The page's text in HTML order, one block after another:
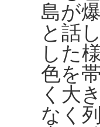
島が
と話
した
色を
く大
なく